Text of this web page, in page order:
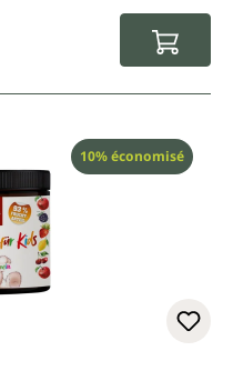
Réduction
10% économisé